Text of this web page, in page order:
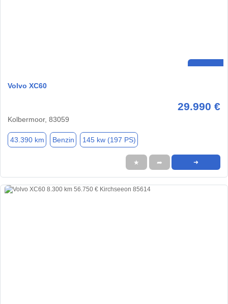
Volvo XC60
29.990 €
Kolbermoor, 83059
43.390 km Benzin 145 kw (197 PS)
★ ➦ ➜